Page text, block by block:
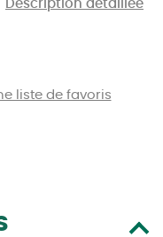
Description détaillée
liste de favoris